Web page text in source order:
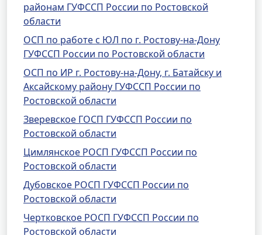
районам ГУФССП России по Ростовской
области
ОСП по работе с ЮЛ по г. Ростову-на-Дону
ГУФССП России по Ростовской области
ОСП по ИР г. Ростову-на-Дону, г. Батайску и
Аксайскому району ГУФССП России по
Ростовской области
Зверевское ГОСП ГУФССП России по
Ростовской области
Цимлянское РОСП ГУФССП России по
Ростовской области
Дубовское РОСП ГУФССП России по
Ростовской области
Чертковское РОСП ГУФССП России по
Ростовской области